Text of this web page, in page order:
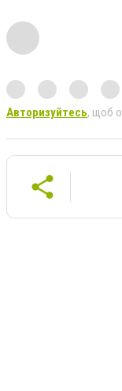
Авторизуйтесь, щоб